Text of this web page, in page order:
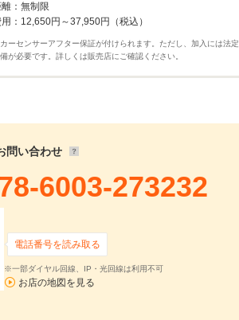
：無制限
：12,650円～37,950円（税込）
ーセンサーアフター保証が付けられます。ただし、加入には法定
が必要です。詳しくは販売店にご確認ください。
問い合わせ
6003-273232
電話番号を読み取る
※一部ダイヤル回線、IP・光回線は利用不可
お店の地図を見る
在庫確認・見積依頼